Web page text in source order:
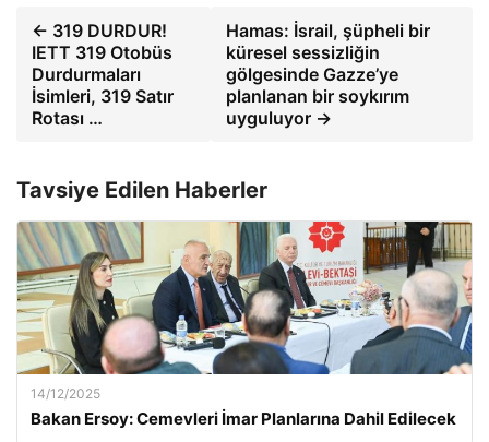
← 319 DURDUR!
IETT 319 Otobüs
Durdurmaları
İsimleri, 319 Satır
Rotası …
Hamas: İsrail, şüpheli bir
küresel sessizliğin
gölgesinde Gazze’ye
planlanan bir soykırım
uyguluyor →
Tavsiye Edilen Haberler
14/12/2025
Bakan Ersoy: Cemevleri İmar Planlarına Dahil Edilecek